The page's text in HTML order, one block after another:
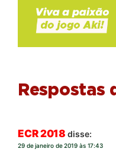
Respostas
ECR 2018 disse:
29 de janeiro de 2019 às 17:43